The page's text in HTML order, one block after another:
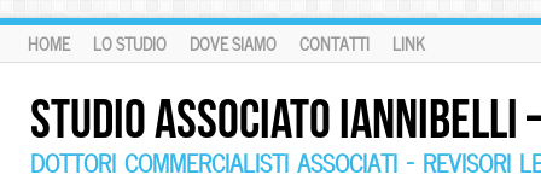
HOME LO STUDIO DOVE SIAMO CONTATTI LINK
STUDIO ASSOCIATO
DOTTORI COMMERCIALISTI ASSOCIATI – REVISORI